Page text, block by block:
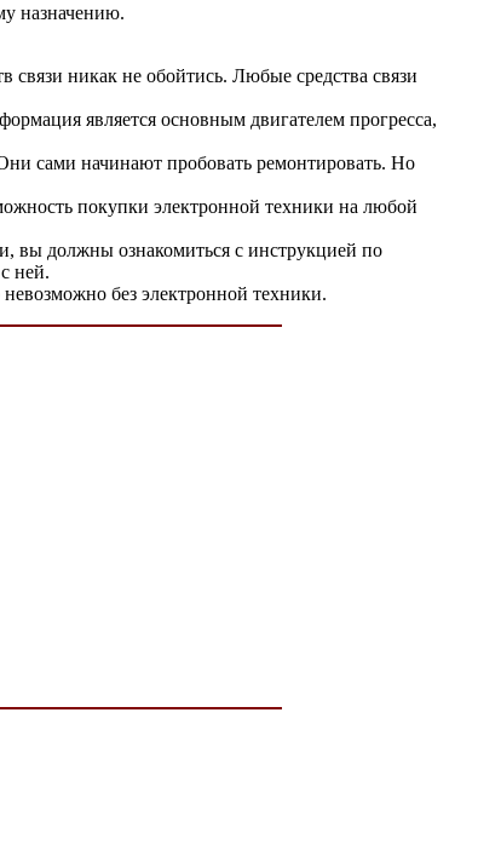
назначению.
связи никак не обойтись. Любые средства связи
является основным двигателем прогресса,
сами начинают пробовать ремонтировать. Но
покупки электронной техники на любой
вы должны ознакомиться с инструкцией по
ней.
без электронной техники.